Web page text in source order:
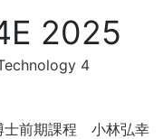
2025
4
士前期課程 小林弘幸